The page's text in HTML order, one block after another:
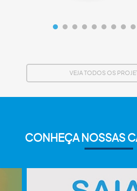
VEJA TODOS OS
CONHEÇA NOSSAS